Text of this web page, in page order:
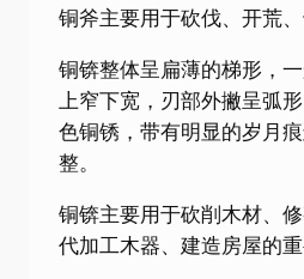
铜斧主要用于砍伐、开荒、
铜锛整体呈扁薄的梯形，
上窄下宽，刃部外撇呈弧
色铜锈，带有明显的岁月
整。
铜锛主要用于砍削木材、
代加工木器、建造房屋的重